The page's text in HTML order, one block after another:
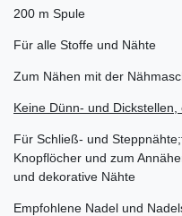
200 m Spule
Für alle Stoffe und Nähte
Zum Nähen mit der
Keine Dünn- und
Für Schließ- und
Knopflöcher und zum
und dekorative Nähte
Empfohlene Nadel und